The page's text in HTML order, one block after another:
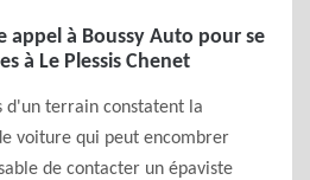
appel à Boussy Auto pour se
à Le Plessis Chenet
d'un terrain constatent la
voiture qui peut encombrer
de contacter un épaviste